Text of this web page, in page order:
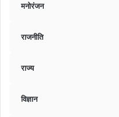
मनोरंजन
राजनीति
राज्य
विज्ञान